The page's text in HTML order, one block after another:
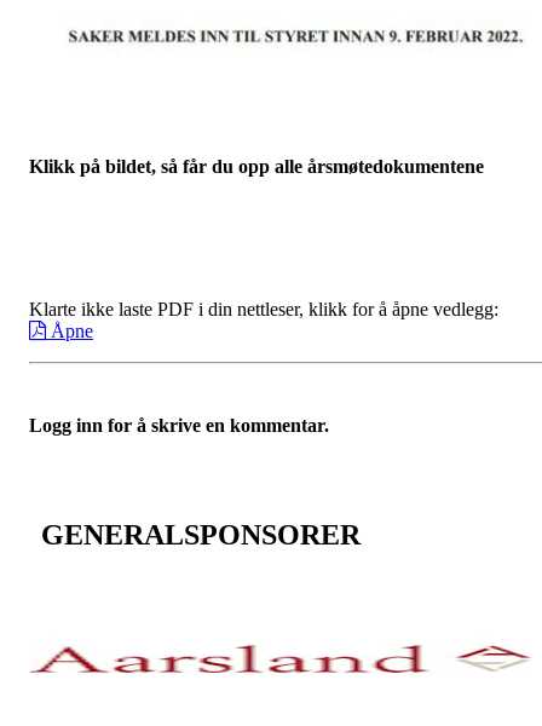
Klikk på bildet, så får du opp alle årsmøtedokumentene
Klarte ikke laste PDF i din nettleser, klikk for å åpne vedlegg:
Åpne
Logg inn for å skrive en kommentar.
GENERALSPONSORER